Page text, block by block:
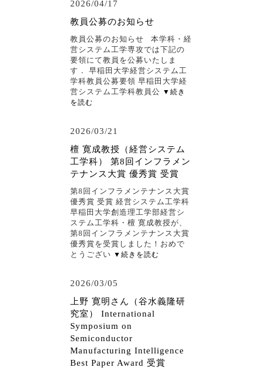
2026/04/17
教員公募のお知らせ
教員公募のお知らせ 本学科・経
営システム工学専攻では下記の
要領にて教員を公募いたしま
す． 早稲田大学経営システム工
学科教員公募要領 早稲田大学経
営システム工学科教員公 ▼続き
を読む
2026/03/21
檀 寛成教授（経営システム
工学科） 第8回インフラメン
テナンス大賞 優秀賞 受賞
第8回インフラメンテナンス大賞
優秀賞 受賞 経営システム工学科
早稲田大学創造理工学部経営シ
ステム工学科・檀 寛成教授が、
第8回インフラメンテナンス大賞
優秀賞を受賞しました！おめで
とうござい ▼続きを読む
2026/03/05
上野 寛明さん（谷水義隆研
究室） International
Symposium on
Semiconductor
Manufacturing Intelligence
Best Paper Award 受賞